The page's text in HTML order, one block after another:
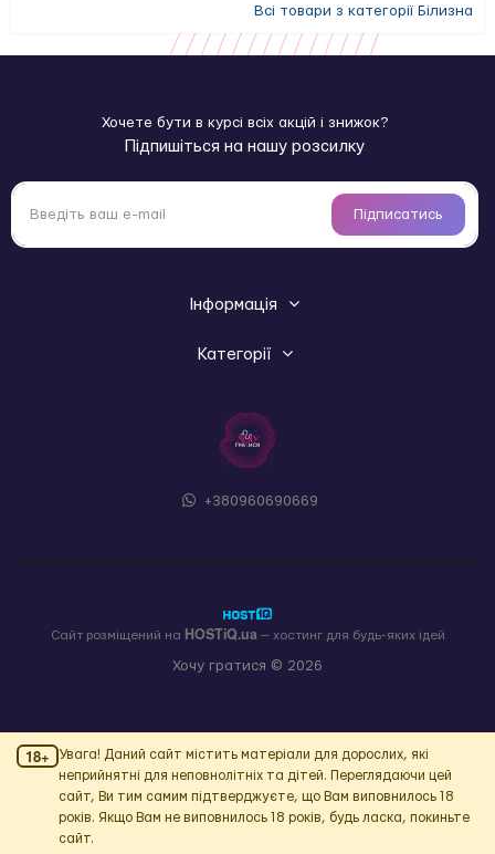
Всі товари з категорії Білизна
Хочете бути в курсі всіх акцій і знижок?
Підпишіться на нашу розсилку
Підписатись
Інформація
Категорії
+380960690669
Хочу гратися © 2026
Сайт розміщений на HOSTiQ.ua— хостинг для будь-яких ідей
18+
Увага! Даний сайт містить матеріали для дорослих, які
неприйнятні для неповнолітніх та дітей. Переглядаючи цей
сайт, Ви тим самим підтверджуєте, що Вам виповнилось 18
років. Якщо Вам не виповнилось 18 років, будь ласка, покиньте
сайт.